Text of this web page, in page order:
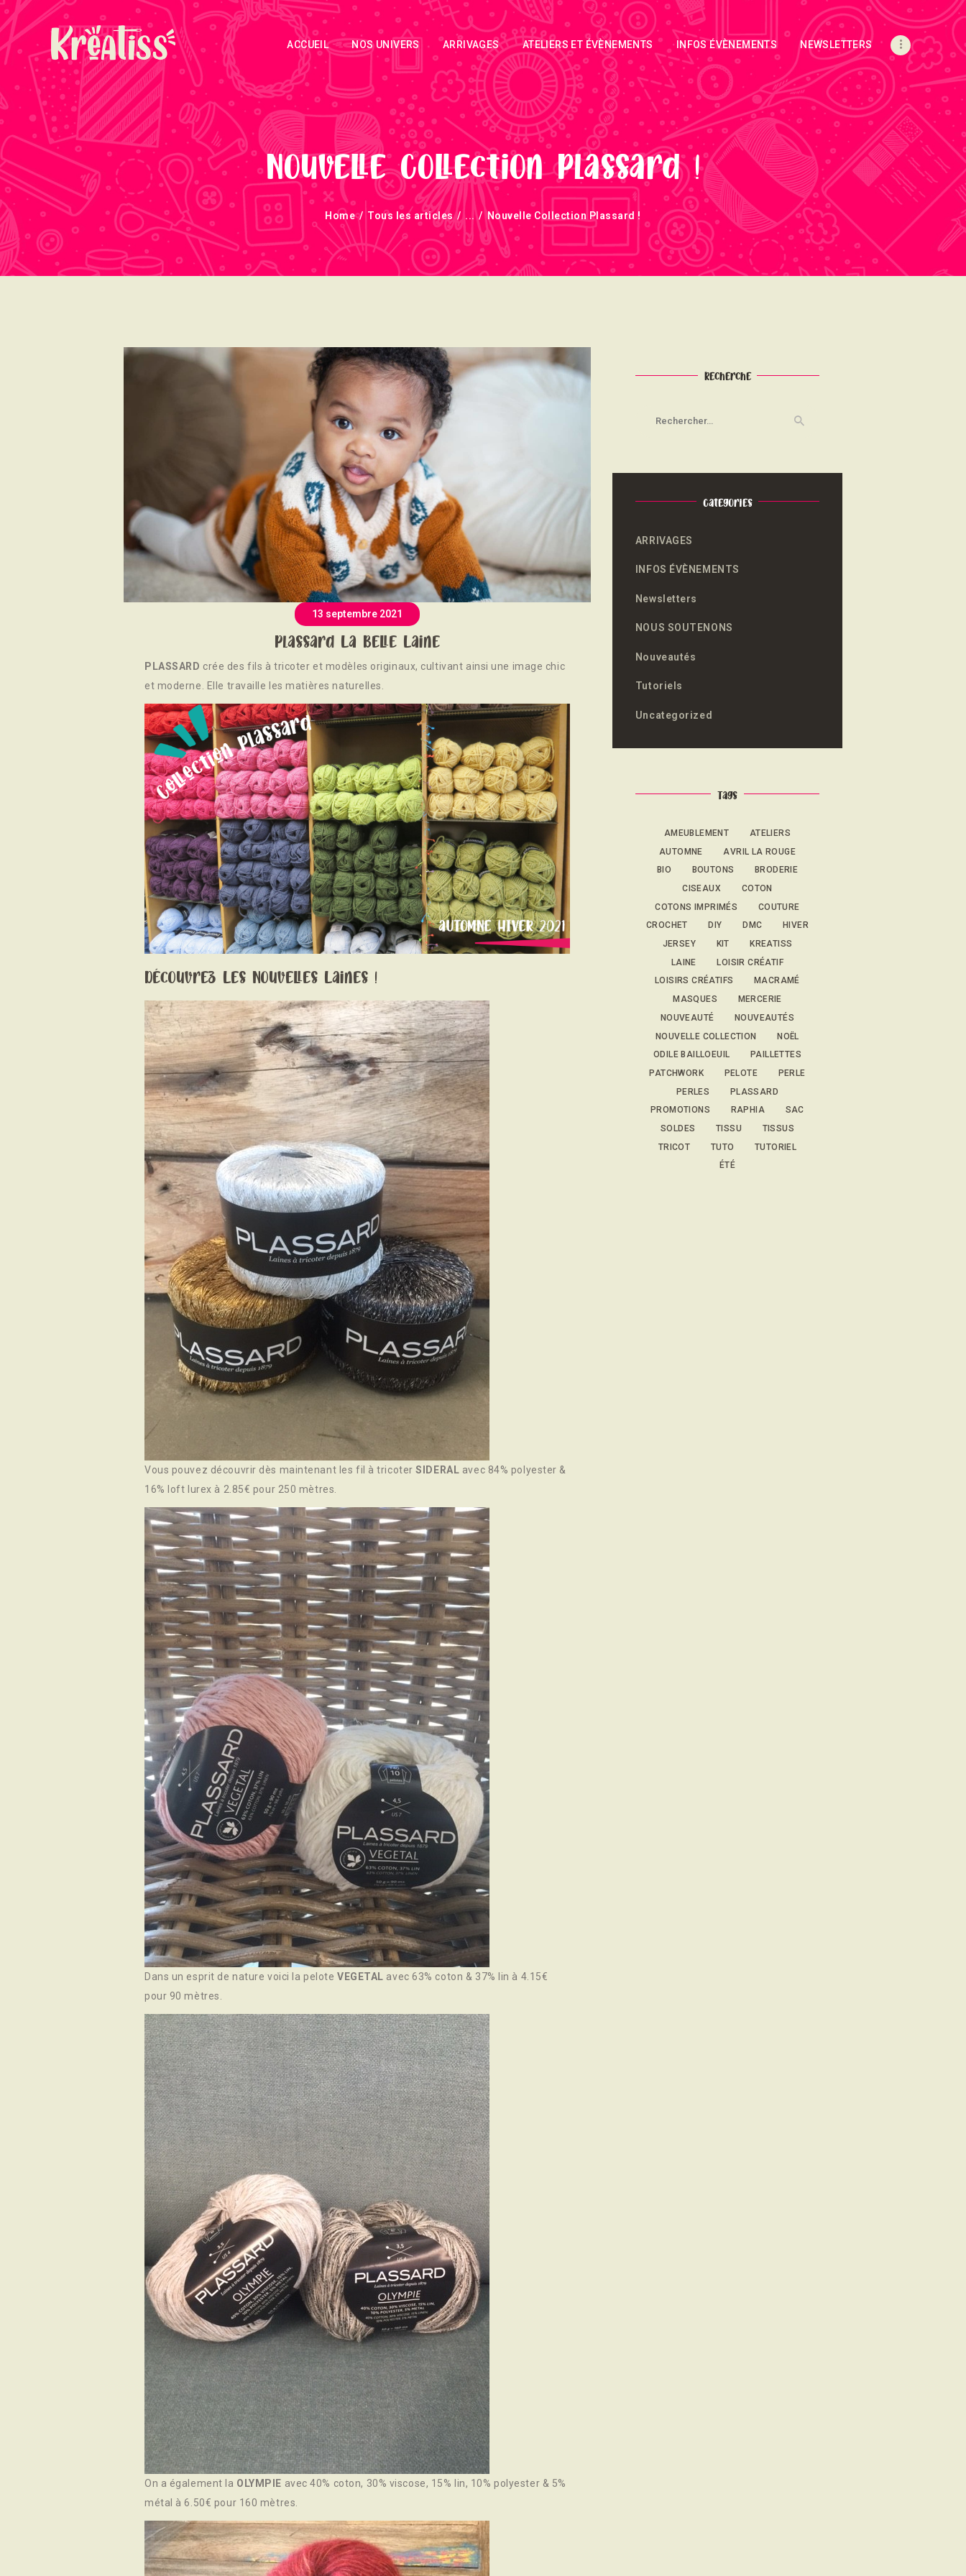
ACCUEIL NOS UNIVERS ARRIVAGES ATELIERS ET ÉVÈNEMENTS INFOS ÉVÈNEMENTS NEWSLETTERS
Nouvelle Collection Plassard !
Home Tous les articles ... Nouvelle Collection Plassard !
ACCUEIL
NOS UNIVERS
ARRIVAGES
ATELIERS ET
ÉVÈNEMENTS
INFOS
ÉVÈNEMENTS
NEWSLETTERS
CONTACT
13 septembre 2021
Plassard La Belle Laine
PLASSARD crée des fils à tricoter et modèles originaux, cultivant ainsi une image chic
et moderne. Elle travaille les matières naturelles.
Découvrez Les Nouvelles Laines !
Vous pouvez découvrir dès maintenant les fil à tricoterSIDERAL avec 84% polyester &
16% loft lurex à 2.85€ pour 250 mètres.
Dans un esprit de nature voici la pelote VEGETAL avec 63% coton & 37% lin à 4.15€
pour 90 mètres.
On a également la OLYMPIE avec 40% coton, 30% viscose, 15% lin, 10% polyester & 5%
métal à 6.50€ pour 160 mètres.
Recherche
Categories
ARRIVAGES
INFOS ÉVÈNEMENTS
Newsletters
NOUS SOUTENONS
Nouveautés
Tutoriels
Uncategorized
Tags
AMEUBLEMENT
ATELIERS
AUTOMNE
AVRIL LA ROUGE
BIO
BOUTONS
BRODERIE
CISEAUX
COTON
COTONS IMPRIMÉS
COUTURE
CROCHET
DIY DMC
HIVER
JERSEY
KIT
KREATISS
LAINE
LOISIR CRÉATIF
LOISIRS CRÉATIFS
MACRAMÉ
MASQUES
MERCERIE
NOUVEAUTÉ
NOUVEAUTÉS
NOUVELLE COLLECTION
NOËL
ODILE BAILLOEUIL
PAILLETTES
PATCHWORK
PELOTE
PERLE
PERLES
PLASSARD
PROMOTIONS
RAPHIA
SAC
SOLDES
TISSU
TISSUS
TRICOT
TUTO
TUTORIEL
ÉTÉ